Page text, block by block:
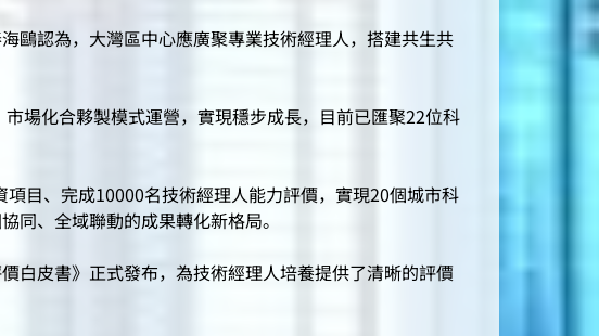
認為，大灣區中心應廣聚專業技術經理人，搭建共生共
場化合夥製模式運營，實現穩步成長，目前已匯聚22位科
目、完成10000名技術經理人能力評價，實現20個城市科
同、全域聯動的成果轉化新格局。
皮書》正式發布，為技術經理人培養提供了清晰的評價